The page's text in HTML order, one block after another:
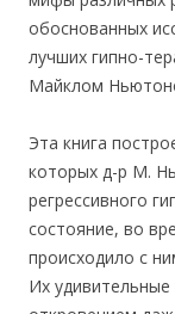
обоснованных
лучших гипно-
Майклом
Эта книга
которых д-р М.
регрессивного
состояние, во
происходило с
Их